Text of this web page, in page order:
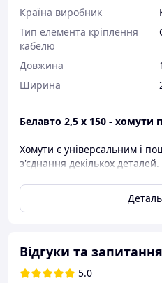
Країна виробник
Тип елемента кріплення
кабелю
Довжина
Ширина
Белавто 2,5 х 150 - хомути
Хомути є універсальним і
з'єднання декількох
незамінним доповненням
майстрів багатьох сфер.
проводки в короби, фіксації
ковпаків і ще безлічі інших
Хомути БЕЛАВТО
Відгуки та запитання
5.0